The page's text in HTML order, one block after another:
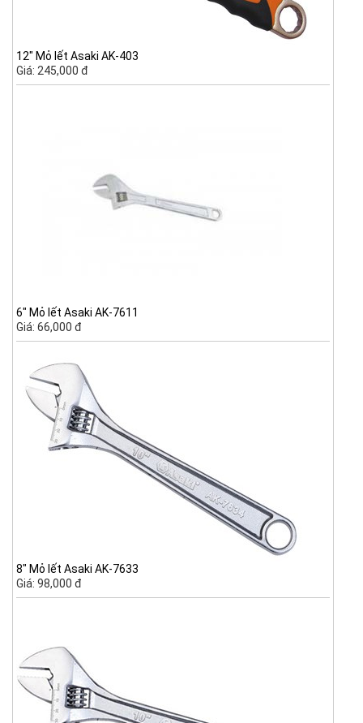
12" Mỏ lết Asaki AK-403
Giá: 245,000 đ
6" Mỏ lết Asaki AK-7611
Giá: 66,000 đ
8" Mỏ lết Asaki AK-7633
Giá: 98,000 đ